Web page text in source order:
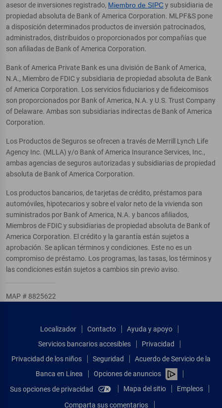
asesor de inversiones registrado, Miembro de SIPCy subsidiaria de
propiedad absoluta de Bank of America Corporation. MLPF&S pone
a disposición determinados productos de inversión patrocinados,
administrados, distribuidos o proporcionados por compañías que
son afiliadas de Bank of America Corporation.
Bank of America Private Bank es una división de Bank of America,
N.A., Miembro de FDIC y subsidiaria de propiedad absoluta de Bank
of America Corporation. Los servicios fiduciarios y de fideicomisos
son proporcionados por Bank of America, N.A. y U.S. Trust Company
of Delaware. Ambas son subsidiarias indirectas de Bank of America
Corporation.
Los Productos de Seguros se ofrecen a través de Merrill Lynch Life
Agency Inc. (MLLA) y/o Bank of America Insurance Services, Inc.,
ambas agencias de seguros autorizadas y subsidiarias de propiedad
absoluta de Bank of America Corporation.
Los productos bancarios, de tarjetas de crédito, préstamos para
automóviles, hipotecarios y sobre el valor neto de la vivienda son
suministrados por Bank of America, N.A. y bancos afiliados,
Miembros de FDIC y subsidiarias de propiedad absoluta de Bank of
America Corporation. El crédito y la garantía están sujetos a
aprobación. Se aplican términos y condiciones. Este no es un
compromiso de préstamo. Los programas, las tasas, los términos y
las condiciones están sujetos a cambios sin previo aviso.
MAP # 8825622
Localizador Contacto
Ayuda y apoyo
Servicios bancarios accesibles
Privacidad
Privacidad de los niños
Seguridad
Acuerdo de Servicio de la
Banca en Línea
Opciones de anuncios
Sus opciones de privacidad
Mapa del sitio Empleos
Comparta sus comentarios